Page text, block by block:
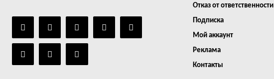
Отказ от ответственности
Подписка
Мой аккаунт
Реклама
Контакты